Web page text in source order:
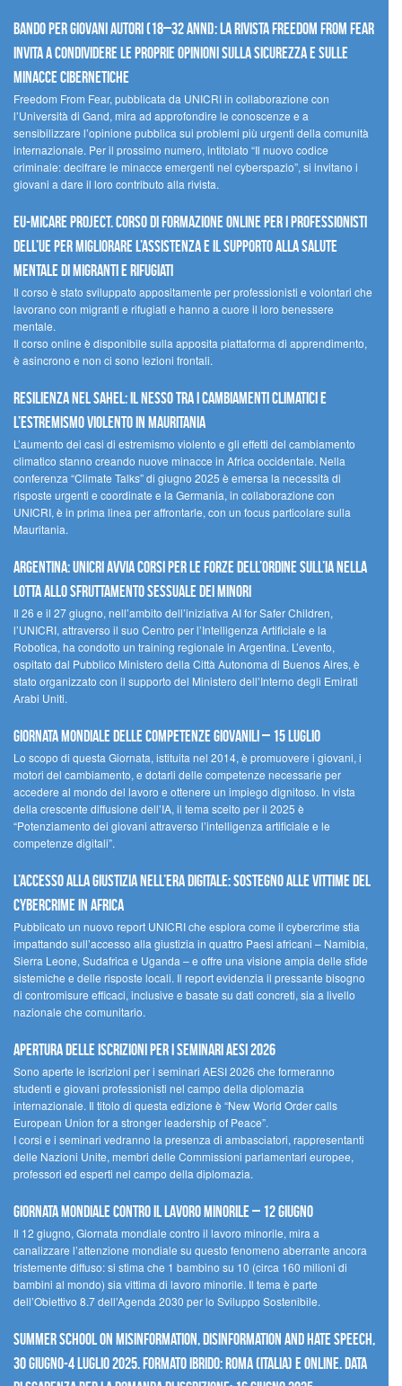
Bando per giovani autori (18–32 anni): la Rivista Freedom From Fear
invita a condividere le proprie opinioni sulla sicurezza e sulle
minacce cibernetiche
Freedom From Fear, pubblicata da UNICRI in collaborazione con
l’Università di Gand, mira ad approfondire le conoscenze e a
sensibilizzare l’opinione pubblica sui problemi più urgenti della comunità
internazionale. Per il prossimo numero, intitolato “Il nuovo codice
criminale: decifrare le minacce emergenti nel cyberspazio”, si invitano i
giovani a dare il loro contributo alla rivista.
EU-MiCare Project. Corso di formazione online per i professionisti
dell’UE per migliorare l’assistenza e il supporto alla salute
mentale di migranti e rifugiati
Il corso è stato sviluppato appositamente per professionisti e volontari che
lavorano con migranti e rifugiati e hanno a cuore il loro benessere
mentale.
Il corso online è disponibile sulla apposita piattaforma di apprendimento,
è asincrono e non ci sono lezioni frontali.
Resilienza nel Sahel: il nesso tra i cambiamenti climatici e
l’estremismo violento in Mauritania
L’aumento dei casi di estremismo violento e gli effetti del cambiamento
climatico stanno creando nuove minacce in Africa occidentale. Nella
conferenza “Climate Talks” di giugno 2025 è emersa la necessità di
risposte urgenti e coordinate e la Germania, in collaborazione con
UNICRI, è in prima linea per affrontarle, con un focus particolare sulla
Mauritania.
Argentina: UNICRI avvia corsi per le forze dell’ordine sull’IA nella
lotta allo sfruttamento sessuale dei minori
Il 26 e il 27 giugno, nell’ambito dell’iniziativa AI for Safer Children,
l’UNICRI, attraverso il suo Centro per l’Intelligenza Artificiale e la
Robotica, ha condotto un training regionale in Argentina. L’evento,
ospitato dal Pubblico Ministero della Città Autonoma di Buenos Aires, è
stato organizzato con il supporto del Ministero dell’Interno degli Emirati
Arabi Uniti.
Giornata Mondiale delle Competenze Giovanili – 15 luglio
Lo scopo di questa Giornata, istituita nel 2014, è promuovere i giovani, i
motori del cambiamento, e dotarli delle competenze necessarie per
accedere al mondo del lavoro e ottenere un impiego dignitoso. In vista
della crescente diffusione dell’IA, il tema scelto per il 2025 è
“Potenziamento dei giovani attraverso l’intelligenza artificiale e le
competenze digitali”.
L’accesso alla giustizia nell’era digitale: sostegno alle vittime del
cybercrime in Africa
Pubblicato un nuovo report UNICRI che esplora come il cybercrime stia
impattando sull’accesso alla giustizia in quattro Paesi africani – Namibia,
Sierra Leone, Sudafrica e Uganda – e offre una visione ampia delle sfide
sistemiche e delle risposte locali. Il report evidenzia il pressante bisogno
di contromisure efficaci, inclusive e basate su dati concreti, sia a livello
nazionale che comunitario.
Apertura delle iscrizioni per i seminari AESI 2026
Sono aperte le iscrizioni per i seminari AESI 2026 che formeranno
studenti e giovani professionisti nel campo della diplomazia
internazionale. Il titolo di questa edizione è “New World Order calls
European Union for a stronger leadership of Peace”.
I corsi e i seminari vedranno la presenza di ambasciatori, rappresentanti
delle Nazioni Unite, membri delle Commissioni parlamentari europee,
professori ed esperti nel campo della diplomazia.
Giornata mondiale contro il lavoro minorile – 12 giugno
Il 12 giugno, Giornata mondiale contro il lavoro minorile, mira a
canalizzare l’attenzione mondiale su questo fenomeno aberrante ancora
tristemente diffuso: si stima che 1 bambino su 10 (circa 160 milioni di
bambini al mondo) sia vittima di lavoro minorile. Il tema è parte
dell’Obiettivo 8.7 dell’Agenda 2030 per lo Sviluppo Sostenibile.
Summer School on Misinformation, Disinformation and Hate Speech,
30 giugno-4 luglio 2025. Formato ibrido: Roma (Italia) e online. Data